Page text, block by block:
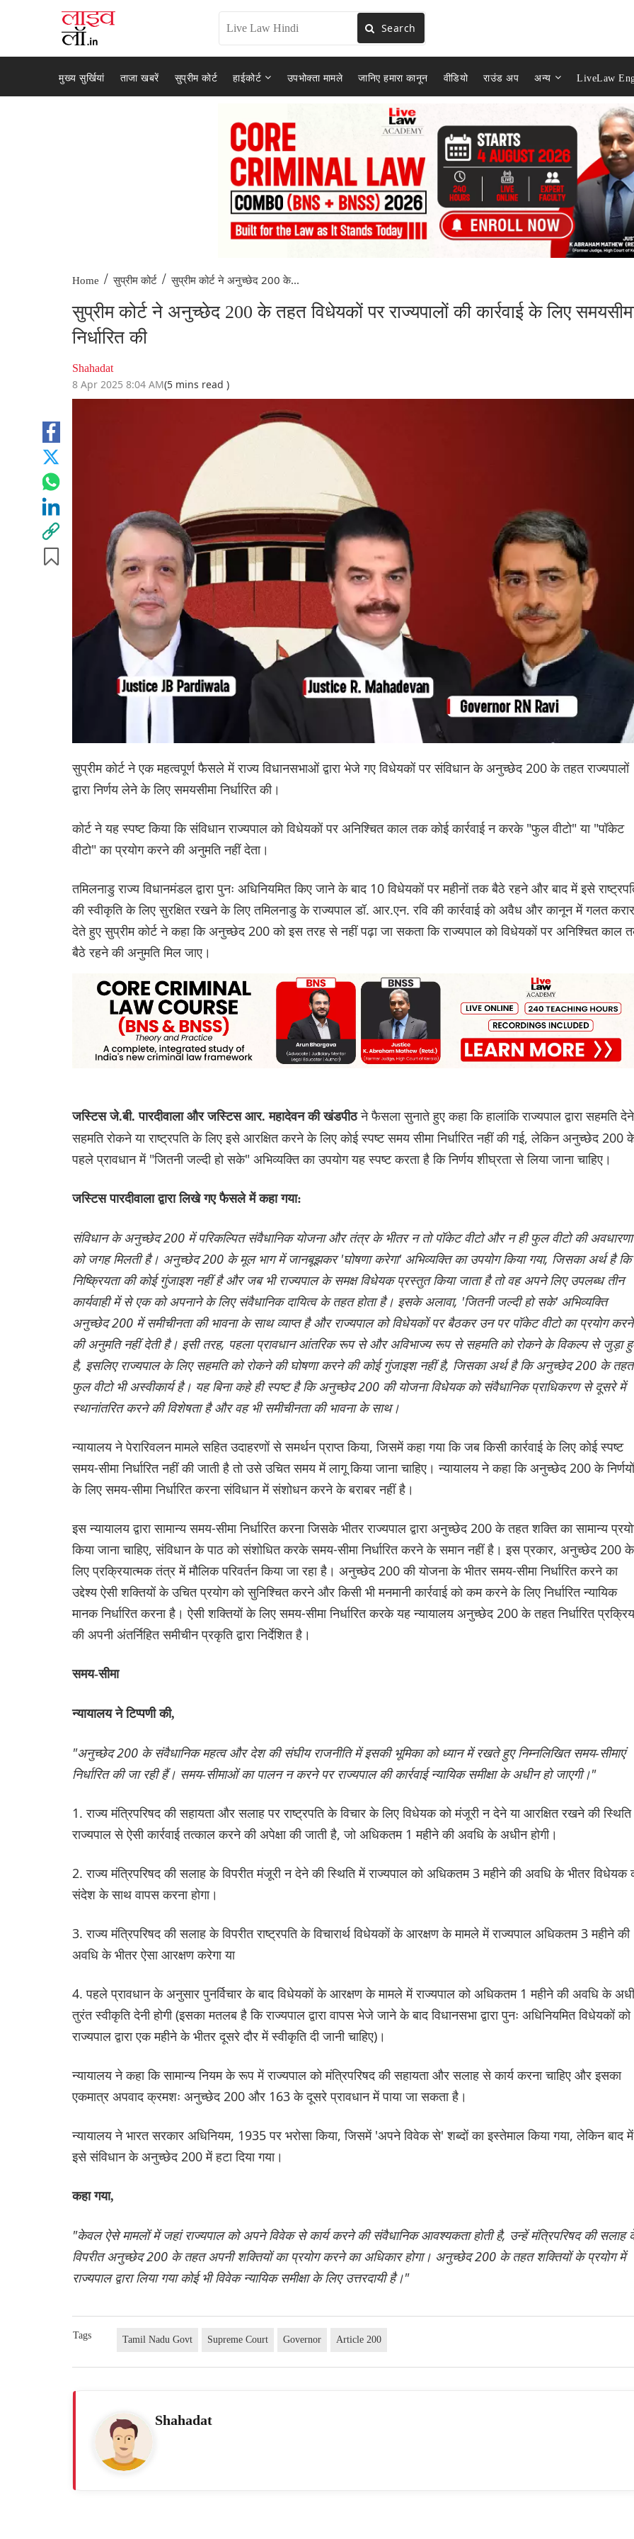
Search
मुख्य सुर्खियां ताजा खबरें सुप्रीम कोर्ट हाईकोर्ट उपभोक्ता मामले जानिए हमारा कानून वीडियो राउंड अप अन्य LiveLaw
Home / सुप्रीम कोर्ट / सुप्रीम कोर्ट ने अनुच्छेद 200 के...
सुप्रीम कोर्ट ने अनुच्छेद 200 के तहत विधेयकों पर राज्यपालों की कार्रवाई के लिए
निर्धारित की
Shahadat
8 Apr 2025 8:04 AM(5 mins read )
सुप्रीम कोर्ट ने एक महत्वपूर्ण फैसले में राज्य विधानसभाओं द्वारा भेजे गए विधेयकों पर संविधान के अनुच्छेद 200 के तहत राज्यपालों
द्वारा निर्णय लेने के लिए समयसीमा निर्धारित की।
कोर्ट ने यह स्पष्ट किया कि संविधान राज्यपाल को विधेयकों पर अनिश्चित काल तक कोई कार्रवाई न करके "फुल वीटो" या "पॉकेट
वीटो" का प्रयोग करने की अनुमति नहीं देता।
तमिलनाडु राज्य विधानमंडल द्वारा पुनः अधिनियमित किए जाने के बाद 10 विधेयकों पर महीनों तक बैठे रहने और बाद में इसे
की स्वीकृति के लिए सुरक्षित रखने के लिए तमिलनाडु के राज्यपाल डॉ. आर.एन. रवि की कार्रवाई को अवैध और कानून में गलत करार
देते हुए सुप्रीम कोर्ट ने कहा कि अनुच्छेद 200 को इस तरह से नहीं पढ़ा जा सकता कि राज्यपाल को विधेयकों पर अनिश्चित काल
बैठे रहने की अनुमति मिल जाए।
जस्टिस जे.बी. पारदीवाला और जस्टिस आर. महादेवन की खंडपीठने फैसला सुनाते हुए कहा कि हालांकि राज्यपाल द्वारा सहमति
सहमति रोकने या राष्ट्रपति के लिए इसे आरक्षित करने के लिए कोई स्पष्ट समय सीमा निर्धारित नहीं की गई, लेकिन अनुच्छेद 200
पहले प्रावधान में "जितनी जल्दी हो सके" अभिव्यक्ति का उपयोग यह स्पष्ट करता है कि निर्णय शीघ्रता से लिया जाना चाहिए।
जस्टिस पारदीवाला द्वारा लिखे गए फैसले में कहा गया:
संविधान के अनुच्छेद 200 में परिकल्पित संवैधानिक योजना और तंत्र के भीतर न तो पॉकेट वीटो और न ही फुल वीटो की अवधारणा
को जगह मिलती है। अनुच्छेद 200 के मूल भाग में जानबूझकर 'घोषणा करेगा' अभिव्यक्ति का उपयोग किया गया, जिसका अर्थ है कि
निष्क्रियता की कोई गुंजाइश नहीं है और जब भी राज्यपाल के समक्ष विधेयक प्रस्तुत किया जाता है तो वह अपने लिए उपलब्ध तीन
कार्यवाही में से एक को अपनाने के लिए संवैधानिक दायित्व के तहत होता है। इसके अलावा, 'जितनी जल्दी हो सके' अभिव्यक्ति
अनुच्छेद 200 में समीचीनता की भावना के साथ व्याप्त है और राज्यपाल को विधेयकों पर बैठकर उन पर पॉकेट वीटो का प्रयोग करने
की अनुमति नहीं देती है। इसी तरह, पहला प्रावधान आंतरिक रूप से और अविभाज्य रूप से सहमति को रोकने के विकल्प से जुड़ा
है, इसलिए राज्यपाल के लिए सहमति को रोकने की घोषणा करने की कोई गुंजाइश नहीं है, जिसका अर्थ है कि अनुच्छेद 200 के तहत
फुल वीटो भी अस्वीकार्य है। यह बिना कहे ही स्पष्ट है कि अनुच्छेद 200 की योजना विधेयक को संवैधानिक प्राधिकरण से दूसरे में
स्थानांतरित करने की विशेषता है और वह भी समीचीनता की भावना के साथ।
न्यायालय ने पेरारिवलन मामले सहित उदाहरणों से समर्थन प्राप्त किया, जिसमें कहा गया कि जब किसी कार्रवाई के लिए कोई स्पष्ट
समय-सीमा निर्धारित नहीं की जाती है तो उसे उचित समय में लागू किया जाना चाहिए। न्यायालय ने कहा कि अनुच्छेद 200 के निर्णयों
के लिए समय-सीमा निर्धारित करना संविधान में संशोधन करने के बराबर नहीं है।
इस न्यायालय द्वारा सामान्य समय-सीमा निर्धारित करना जिसके भीतर राज्यपाल द्वारा अनुच्छेद 200 के तहत शक्ति का सामान्य
किया जाना चाहिए, संविधान के पाठ को संशोधित करके समय-सीमा निर्धारित करने के समान नहीं है। इस प्रकार, अनुच्छेद 200 के
लिए प्रक्रियात्मक तंत्र में मौलिक परिवर्तन किया जा रहा है। अनुच्छेद 200 की योजना के भीतर समय-सीमा निर्धारित करने का
उद्देश्य ऐसी शक्तियों के उचित प्रयोग को सुनिश्चित करने और किसी भी मनमानी कार्रवाई को कम करने के लिए निर्धारित न्यायिक
मानक निर्धारित करना है। ऐसी शक्तियों के लिए समय-सीमा निर्धारित करके यह न्यायालय अनुच्छेद 200 के तहत निर्धारित
की अपनी अंतर्निहित समीचीन प्रकृति द्वारा निर्देशित है।
समय-सीमा
न्यायालय ने टिप्पणी की,
"अनुच्छेद 200 के संवैधानिक महत्व और देश की संघीय राजनीति में इसकी भूमिका को ध्यान में रखते हुए निम्नलिखित समय-सीमाएं
निर्धारित की जा रही हैं। समय-सीमाओं का पालन न करने पर राज्यपाल की कार्रवाई न्यायिक समीक्षा के अधीन हो जाएगी।"
1. राज्य मंत्रिपरिषद की सहायता और सलाह पर राष्ट्रपति के विचार के लिए विधेयक को मंजूरी न देने या आरक्षित रखने की
राज्यपाल से ऐसी कार्रवाई तत्काल करने की अपेक्षा की जाती है, जो अधिकतम 1 महीने की अवधि के अधीन होगी।
2. राज्य मंत्रिपरिषद की सलाह के विपरीत मंजूरी न देने की स्थिति में राज्यपाल को अधिकतम 3 महीने की अवधि के भीतर विधेयक
संदेश के साथ वापस करना होगा।
3. राज्य मंत्रिपरिषद की सलाह के विपरीत राष्ट्रपति के विचारार्थ विधेयकों के आरक्षण के मामले में राज्यपाल अधिकतम 3 महीने की
अवधि के भीतर ऐसा आरक्षण करेगा या
4. पहले प्रावधान के अनुसार पुनर्विचार के बाद विधेयकों के आरक्षण के मामले में राज्यपाल को अधिकतम 1 महीने की अवधि के
तुरंत स्वीकृति देनी होगी (इसका मतलब है कि राज्यपाल द्वारा वापस भेजे जाने के बाद विधानसभा द्वारा पुनः अधिनियमित विधेयकों को
राज्यपाल द्वारा एक महीने के भीतर दूसरे दौर में स्वीकृति दी जानी चाहिए)।
न्यायालय ने कहा कि सामान्य नियम के रूप में राज्यपाल को मंत्रिपरिषद की सहायता और सलाह से कार्य करना चाहिए और इसका
एकमात्र अपवाद क्रमशः अनुच्छेद 200 और 163 के दूसरे प्रावधान में पाया जा सकता है।
न्यायालय ने भारत सरकार अधिनियम, 1935 पर भरोसा किया, जिसमें 'अपने विवेक से' शब्दों का इस्तेमाल किया गया, लेकिन बाद में
इसे संविधान के अनुच्छेद 200 में हटा दिया गया।
कहा गया,
"केवल ऐसे मामलों में जहां राज्यपाल को अपने विवेक से कार्य करने की संवैधानिक आवश्यकता होती है, उन्हें मंत्रिपरिषद की सलाह
विपरीत अनुच्छेद 200 के तहत अपनी शक्तियों का प्रयोग करने का अधिकार होगा। अनुच्छेद 200 के तहत शक्तियों के प्रयोग में
राज्यपाल द्वारा लिया गया कोई भी विवेक न्यायिक समीक्षा के लिए उत्तरदायी है।"
Tags Tamil Nadu Govt Supreme Court Governor Article 200
Shahadat